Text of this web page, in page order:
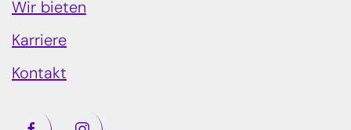
Wir bieten
Karriere
Kontakt